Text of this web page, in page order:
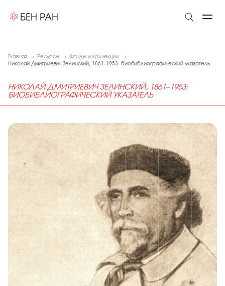
Главная Ресурсы
Фонды и коллекции
Николай Дмитриевич Зелинский, 1861–1953: биобиблиографический указатель
НИКОЛАЙ ДМИТРИЕВИЧ ЗЕЛИНСКИЙ, 1861–1953:
БИОБИБЛИОГРАФИЧЕСКИЙ УКАЗАТЕЛЬ